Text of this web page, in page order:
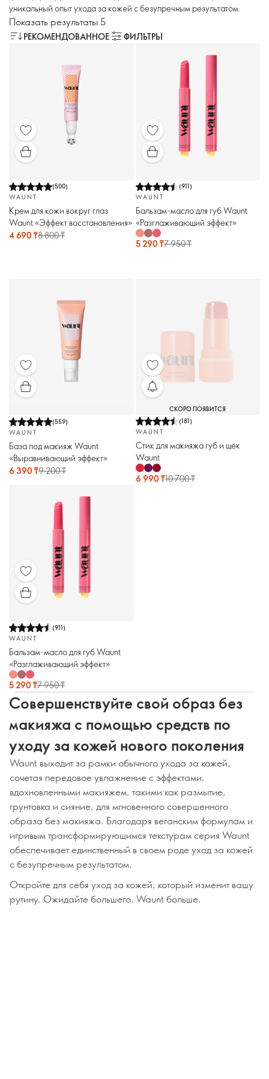
уникальный опыт ухода за кожей с безупречным результатом.
Показать результаты 5
РЕКОМЕНДОВАННОЕ ФИЛЬТРЫ
(500)
WAUNT
Крем для кожи вокруг глаз
Waunt «Эффект восстановления»
4 690 ₸8 800 ₸
(911)
WAUNT
Бальзам-масло для губ Waunt
«Разглаживающий эффект»
5 290 ₸7 950 ₸
(559)
WAUNT
База под макияж Waunt
«Выравнивающий эффект»
6 390 ₸9 200 ₸
СКОРО ПОЯВИТСЯ
(181)
WAUNT
Стик для макияжа губ и щёк
Waunt
6 990 ₸10 700 ₸
(911)
WAUNT
Бальзам-масло для губ Waunt
«Разглаживающий эффект»
5 290 ₸7 950 ₸
Совершенствуйте свой образ без
макияжа с помощью средств по
уходу за кожей нового поколения
Waunt выходит за рамки обычного ухода за кожей,
сочетая передовое увлажнение с эффектами,
вдохновленными макияжем, такими как размытие,
грунтовка и сияние, для мгновенного совершенного
образа без макияжа. Благодаря веганским формулам и
игривым трансформирующимся текстурам серия Waunt
обеспечивает единственный в своем роде уход за кожей
с безупречным результатом.
Откройте для себя уход за кожей, который изменит вашу
рутину. Ожидайте большего. Waunt больше.